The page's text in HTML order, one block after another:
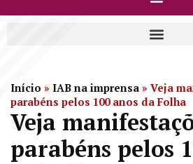
Início » IAB na imprensa » Veja
parabéns pelos 100 anos da Folha
Veja
parabéns pelos